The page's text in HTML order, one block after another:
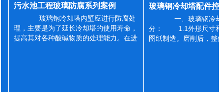
污水池工程玻璃防腐系列案例
玻璃钢冷却塔内壁应进行防腐处
理，主要是为了延长冷却塔的使用寿命，
提高其对各种酸碱物质的处理能力。在进
一、玻璃钢冷
分： 1.1外形尺寸和
图纸制造。磨削后，